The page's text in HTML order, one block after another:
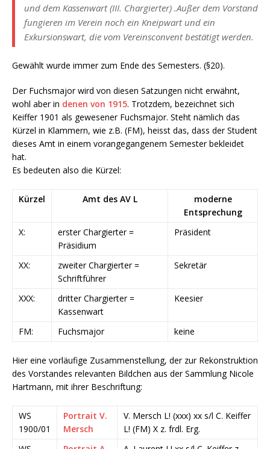
und dem Kassenwart (III. Chargierter) .Außer dem Vorstand
fungieren im Verein noch ein Kneipwart und ein
Exkursionswart, die vom Vereinsconvent bestätigt werden.
Gewählt wurde immer zum Ende des Semesters. (§20).
Der Fuchsmajor wird von diesen Satzungen nicht erwähnt,
wohl aber in denen von 1915. Trotzdem, bezeichnet sich
Keiffer 1901 als gewesener Fuchsmajor. Steht nämlich das
Kürzel in Klammern, wie z.B. (FM), heisst das, dass der Student
dieses Amt in einem vorangegangenem Semester bekleidet
hat.
Es bedeuten also die Kürzel:
Kürzel Amt des AV L
moderne
Entsprechung
X:
erster Chargierter =
Präsidium
Präsident
XX:
zweiter Chargierter =
Schriftführer
Sekretär
XXX:
dritter Chargierter =
Kassenwart
Keesier
FM: Fuchsmajor keine
Hier eine vorläufige Zusammenstellung, der zur Rekonstruktion
des Vorstandes relevanten Bildchen aus der Sammlung Nicole
Hartmann, mit ihrer Beschriftung:
WS
1900/01
Portrait V.
Mersch
V. Mersch L! (xxx) xx s/l C. Keiffer
L! (FM) X z. frdl. Erg.